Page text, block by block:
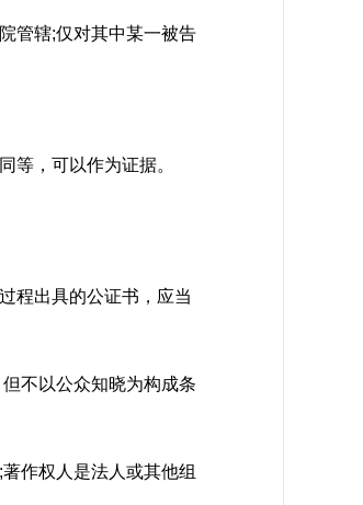
管辖;仅对其中某一被告
，可以作为证据。
程出具的公证书，应当
不以公众知晓为构成条
作权人是法人或其他组